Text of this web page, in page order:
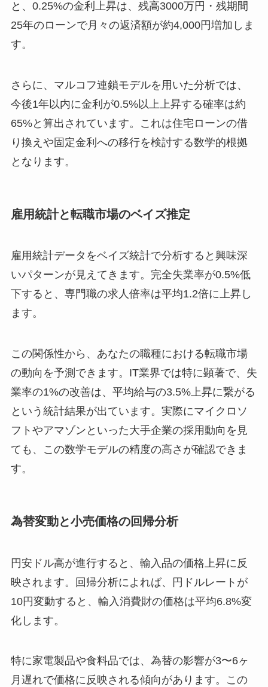
と、0.25%の金利上昇は、残高3000万円・残期間
25年のローンで月々の返済額が約4,000円増加しま
す。
さらに、マルコフ連鎖モデルを用いた分析では、
今後1年以内に金利が0.5%以上上昇する確率は約
65%と算出されています。これは住宅ローンの借
り換えや固定金利への移行を検討する数学的根拠
となります。
雇用統計と転職市場のベイズ推定
雇用統計データをベイズ統計で分析すると興味深
いパターンが見えてきます。完全失業率が0.5%低
下すると、専門職の求人倍率は平均1.2倍に上昇し
ます。
この関係性から、あなたの職種における転職市場
の動向を予測できます。IT業界では特に顕著で、失
業率の1%の改善は、平均給与の3.5%上昇に繋がる
という統計結果が出ています。実際にマイクロソ
フトやアマゾンといった大手企業の採用動向を見
ても、この数学モデルの精度の高さが確認できま
す。
為替変動と小売価格の回帰分析
円安ドル高が進行すると、輸入品の価格上昇に反
映されます。回帰分析によれば、円ドルレートが
10円変動すると、輸入消費財の価格は平均6.8%変
化します。
特に家電製品や食料品では、為替の影響が3〜6ヶ
月遅れで価格に反映される傾向があります。この